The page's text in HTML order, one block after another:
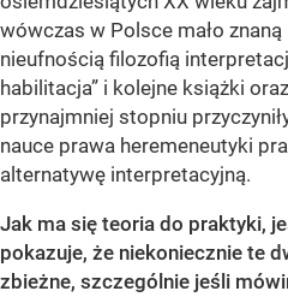
wówczas w Polsce mało
nieufnością filozofią
habilitacja” i kolejne książki
przynajmniej stopniu
nauce prawa heremeneutyki
alternatywę interpretacyjną.
Jak ma się teoria do praktyki,
pokazuje, że niekoniecznie te
zbieżne, szczególnie jeśli